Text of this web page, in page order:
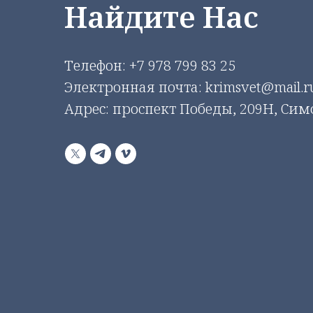
Найдите Нас
Телефон: +7 978 799 83 25
Электронная почта:
Адрес: проспект Победы, 209Н,